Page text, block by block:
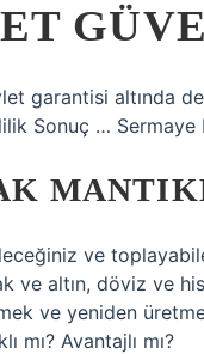
garantisi altında
Sonuç …
ve
ve altın, döviz ve
ve yeniden
mı? Avantajlı mı?